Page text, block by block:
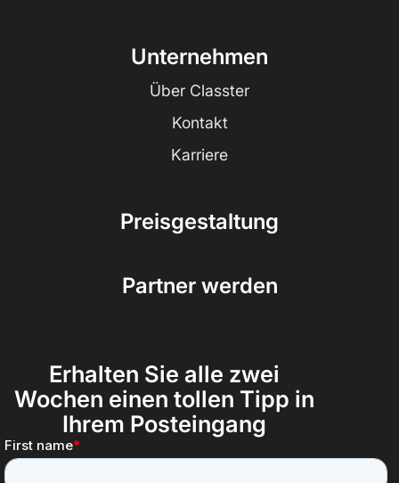
Unternehmen
Über Classter
Kontakt
Karriere
Preisgestaltung
Partner werden
Erhalten Sie alle zwei
Wochen einen tollen Tipp in
Ihrem Posteingang